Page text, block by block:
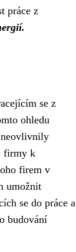
práce z
se z
ohledu
neovlivnily
firmy k
firem v
umožnit
se do práce a
budování